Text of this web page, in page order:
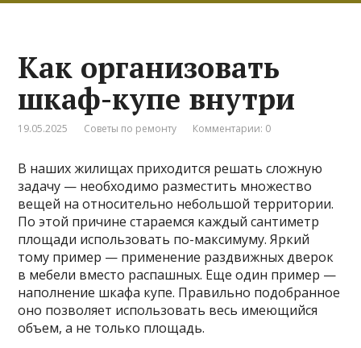
Как организовать
шкаф-купе внутри
19.05.2025 Советы по ремонту Комментарии: 0
В наших жилищах приходится решать сложную
задачу — необходимо разместить множество
вещей на относительно небольшой территории.
По этой причине стараемся каждый сантиметр
площади использовать по-максимуму. Яркий
тому пример — применение раздвижных дверок
в мебели вместо распашных. Еще один пример —
наполнение шкафа купе. Правильно подобранное
оно позволяет использовать весь имеющийся
объем, а не только площадь.